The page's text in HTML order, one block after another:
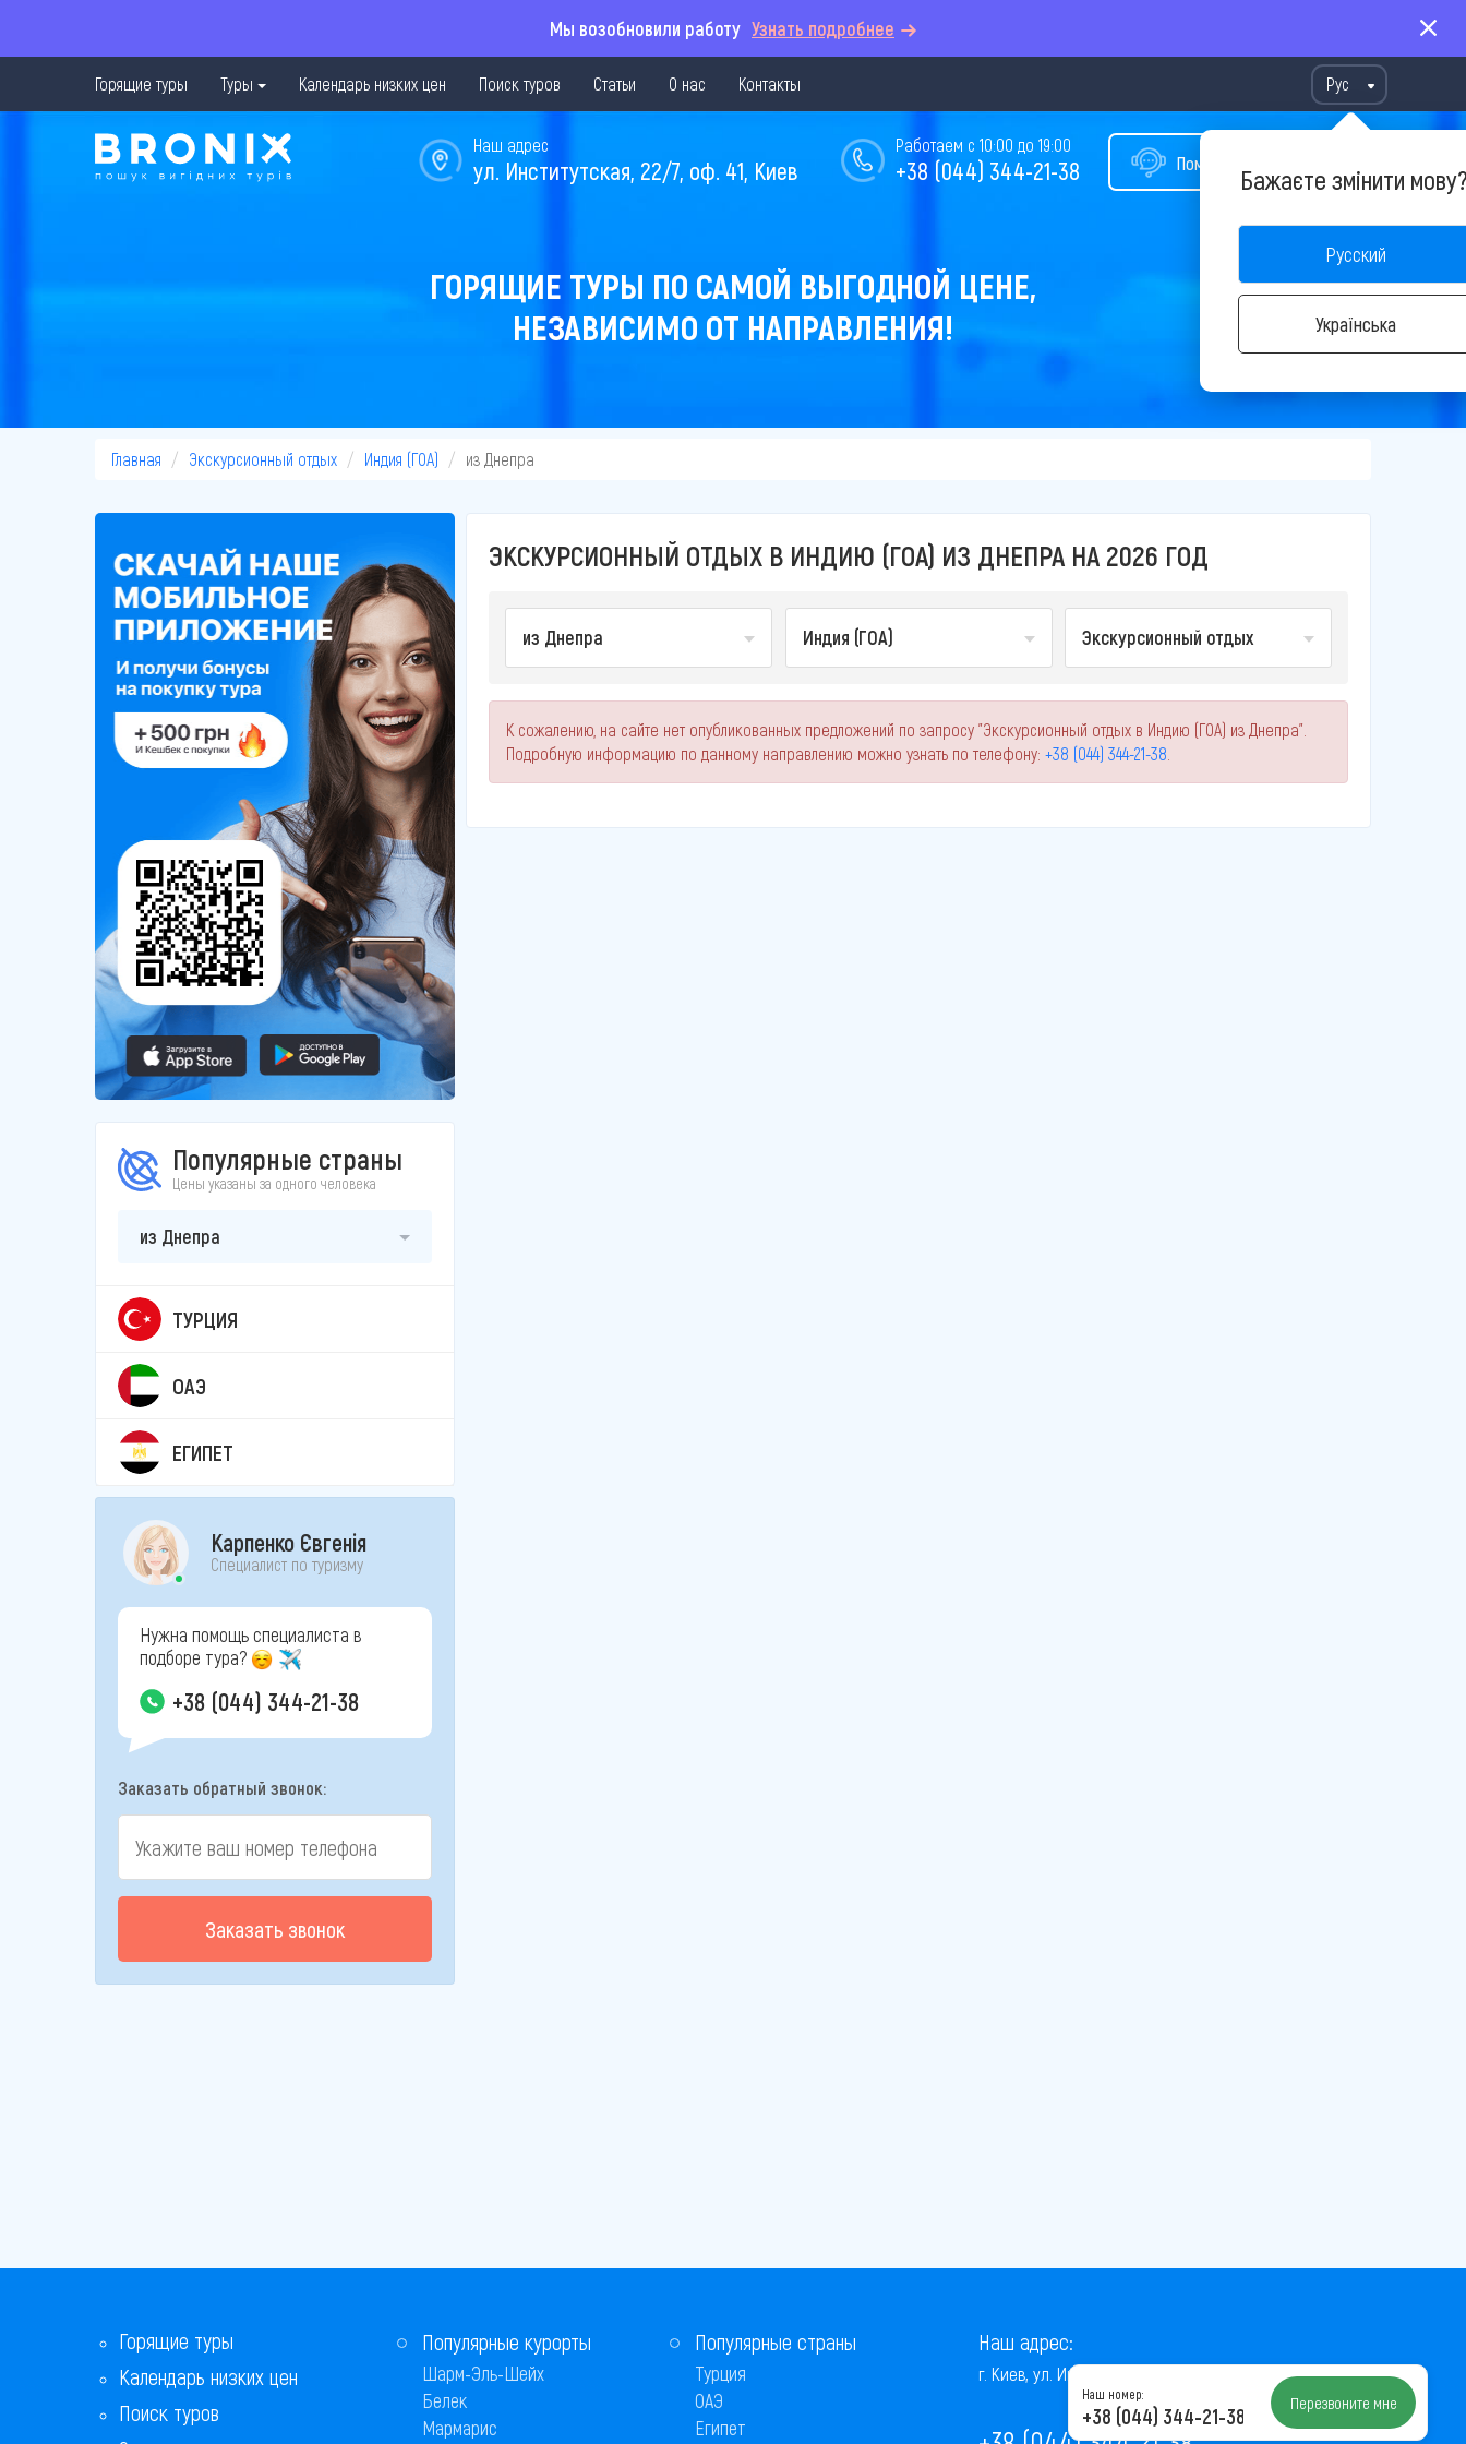
Мы возобновили работу Узнать подробнее
Горящие туры Туры Календарь низких цен Поиск туров Статьи О нас Контакты Рус
Бажаєте змінити
Русский
Українська
Помощь в подборе тура
Работаем с 10:00 до 19:00
+38 (044) 344-21-38
Наш адрес
ул. Институтская, 22/7, оф. 41, Киев
ГОРЯЩИЕ ТУРЫ ПО САМОЙ ВЫГОДНОЙ ЦЕНЕ,
НЕЗАВИСИМО ОТ НАПРАВЛЕНИЯ!
Главная Экскурсионный отдых Индия (ГОА) из Днепра
Популярные страны
Цены указаны за одного человека
из Днепра
ТУРЦИЯ
ОАЭ
ЕГИПЕТ
Карпенко Євгенія
Специалист по туризму
Нужна помощь специалиста в
подборе тура?
+38 (044) 344-21-38
Заказать обратный звонок:
Заказать звонок
ЭКСКУРСИОННЫЙ ОТДЫХ В ИНДИЮ (ГОА) ИЗ ДНЕПРА НА 2026 ГОД
из Днепра Индия (ГОА) Экскурсионный отдых
К сожалению, на сайте нет опубликованных предложений по запросу "Экскурсионный отдых в Индию (ГОА) из Днепра".
Подробную информацию по данному направлению можно узнать по телефону: +38 (044) 344-21-38
Горящие туры
Календарь низких цен
Поиск туров
Популярные курорты
Шарм-Эль-Шейх
Белек
Мармарис
Популярные страны
Турция
ОАЭ
Египет
Наш адрес:
г. Киев, ул. Институтская, 22/7, оф. 41
Наш номер:
+38 (044) 344-21-38 Перезвоните мне